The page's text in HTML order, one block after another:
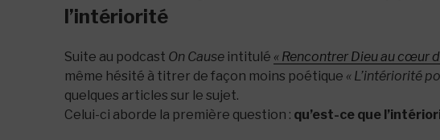
l’intériorité
Suite au podcast On Cause intitulé « Rencontrer Dieu au cœur
même hésité à titrer de façon moins poétique « L’intériorité
quelques articles sur le sujet.
Celui-ci aborde la première question : qu’est-ce que